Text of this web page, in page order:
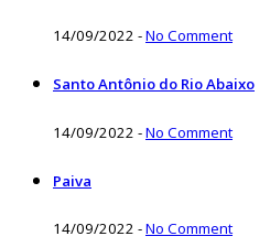
14/09/2022 -No Comment
Santo Antônio do Rio Abaixo
14/09/2022 -No Comment
Paiva
14/09/2022 -No Comment